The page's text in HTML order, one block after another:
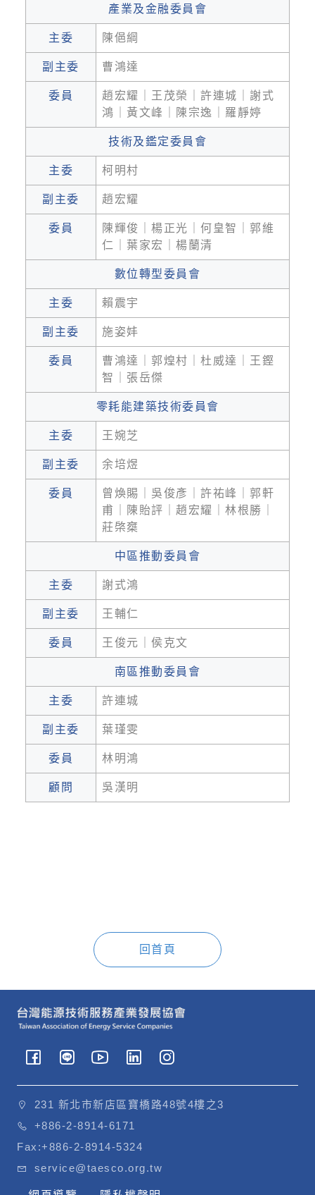
產業及金融委員會
主委 陳俋綱
副主委 曹鴻達
委員
趙宏耀｜王茂榮｜許連城｜謝式
鴻｜黃文峰｜陳宗逸｜羅靜婷
技術及鑑定委員會
主委 柯明村
副主委 趙宏耀
委員
陳輝俊｜楊正光｜何皇智｜郭維
仁｜葉家宏｜楊蘭清
數位轉型委員會
主委 賴震宇
副主委 施姿妦
委員
曹鴻達｜郭煌村｜杜威達｜王鏗
智｜張岳傑
零耗能建築技術委員會
主委 王婉芝
副主委 余培煜
委員
曾煥賜｜吳俊彥｜許祐峰｜郭軒
甫｜陳貽評｜趙宏耀｜林根勝｜
莊棨椉
中區推動委員會
主委 謝式鴻
副主委 王輔仁
委員 王俊元｜侯克文
南區推動委員會
主委 許連城
副主委 葉瑾雯
委員 林明鴻
顧問 吳漢明
回首頁
231 新北市新店區寶橋路48號4樓之3
+886-2-8914-6171
Fax:+886-2-8914-5324
service@taesco.org.tw